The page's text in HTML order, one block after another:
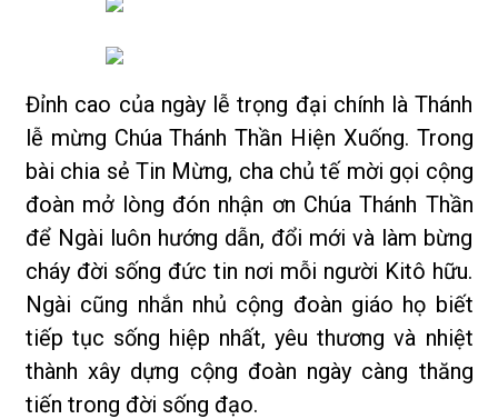
Đỉnh cao của ngày lễ trọng đại chính là Thánh
lễ mừng Chúa Thánh Thần Hiện Xuống. Trong
bài chia sẻ Tin Mừng, cha chủ tế mời gọi cộng
đoàn mở lòng đón nhận ơn Chúa Thánh Thần
để Ngài luôn hướng dẫn, đổi mới và làm bừng
cháy đời sống đức tin nơi mỗi người Kitô hữu.
Ngài cũng nhắn nhủ cộng đoàn giáo họ biết
tiếp tục sống hiệp nhất, yêu thương và nhiệt
thành xây dựng cộng đoàn ngày càng thăng
tiến trong đời sống đạo.